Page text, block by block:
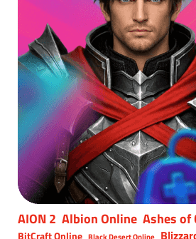
AION 2 Albion Online Ashes of
BitCraft Online Black Desert Online